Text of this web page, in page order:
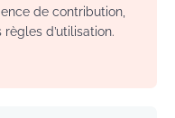
de contribution,
d’utilisation.